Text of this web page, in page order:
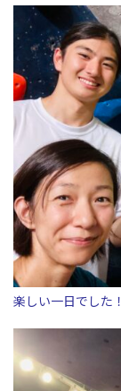
楽しい一日でした！